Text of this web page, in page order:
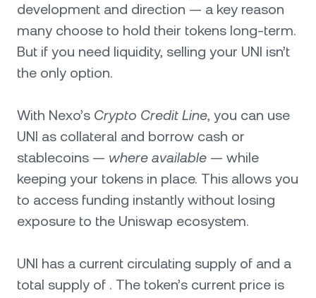
development and direction — a key reason
many choose to hold their tokens long-term.
But if you need liquidity, selling your UNI isn’t
the only option.
With Nexo’s Crypto Credit Line, you can use
UNI as collateral and borrow cash or
stablecoins — where available — while
keeping your tokens in place. This allows you
to access funding instantly without losing
exposure to the Uniswap ecosystem.
UNI has a current circulating supply of and a
total supply of . The token’s current price is